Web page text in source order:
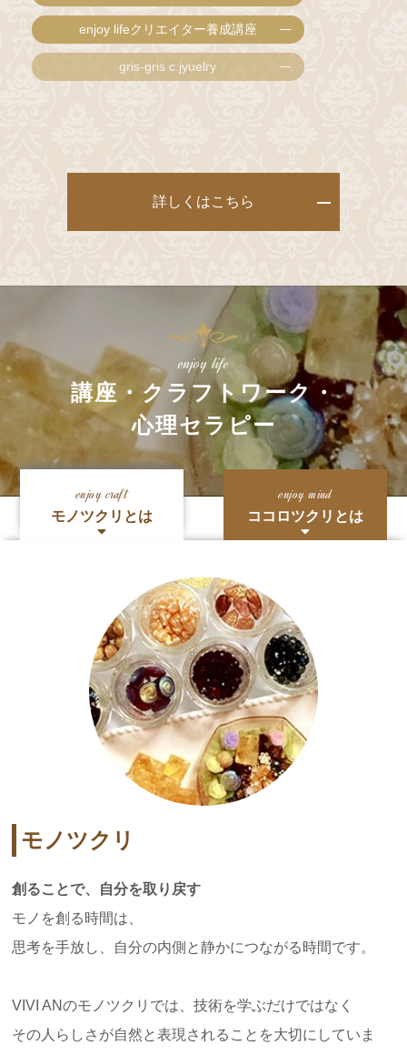
enjoy lifeクリエイター養成講座
gris-gris c.jyuelry
詳しくはこちら
enjoy life
講座・クラフトワーク・
心理セラピー
enjoy craft
モノツクリとは
enjoy mind
ココロツクリとは
モノツクリ
創ることで、自分を取り戻す
モノを創る時間は、
思考を手放し、自分の内側と静かにつながる時間です。
VIVI ANのモノツクリでは、技術を学ぶだけではなく
その人らしさが自然と表現されることを大切にしていま